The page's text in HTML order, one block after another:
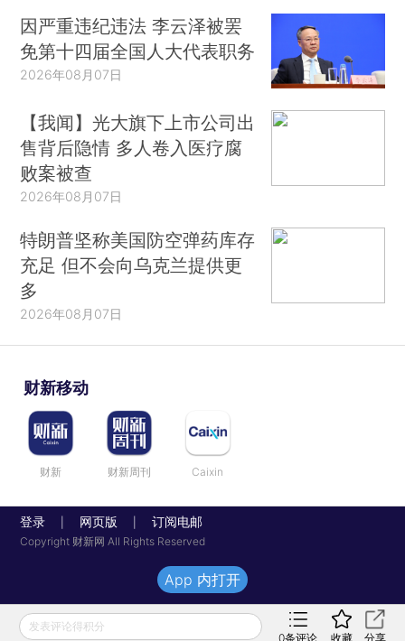
因严重违纪违法 李云泽被罢
免第十四届全国人大代表职务
2026年08月07日
【我闻】光大旗下上市公司出
售背后隐情 多人卷入医疗腐
败案被查
2026年08月07日
特朗普坚称美国防空弹药库存
充足 但不会向乌克兰提供更
多
2026年08月07日
财新移动
财新 财新周刊 Caixin
登录 网页版 订阅电邮
Copyright 财新网 All Rights Reserved
发表评论得积分
0条评论 收藏 分享
App 内打开